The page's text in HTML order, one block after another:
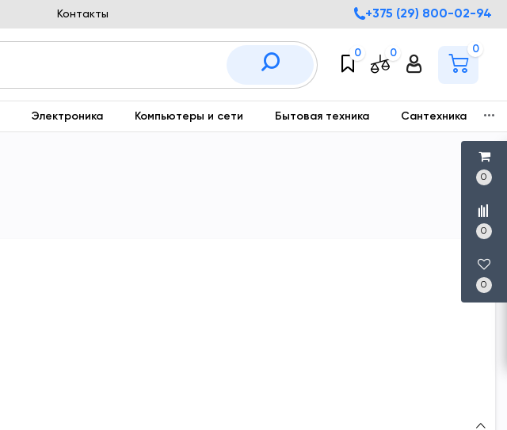
0
0
0
Контакты +375 (29) 800-02-94
0 0 0
Электроника Компьютеры и сети Бытовая техника Сантехника